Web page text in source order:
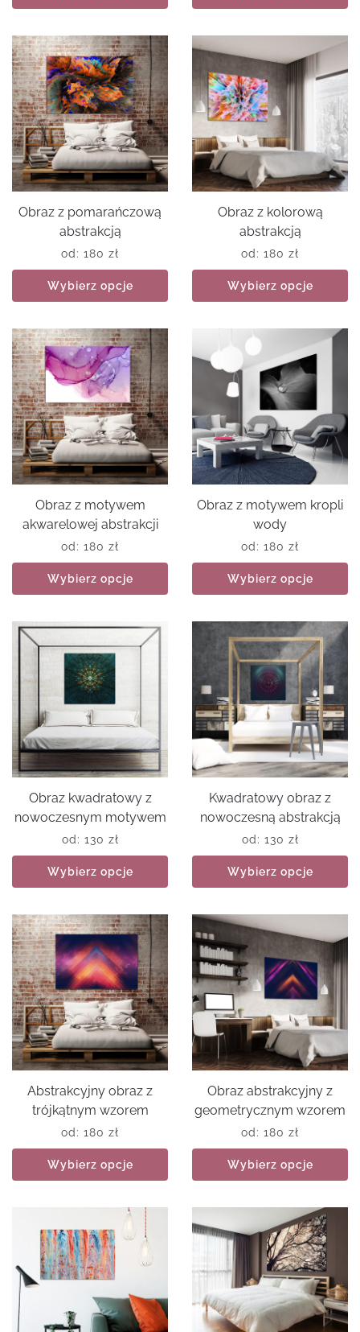
Obraz z pomarańczową
abstrakcją
od: 180 zł
Wybierz opcje
Obraz z kolorową
abstrakcją
od: 180 zł
Wybierz opcje
Obraz z motywem
akwarelowej abstrakcji
od: 180 zł
Wybierz opcje
Obraz z motywem kropli
wody
od: 180 zł
Wybierz opcje
Obraz kwadratowy z
nowoczesnym motywem
od: 130 zł
Wybierz opcje
Kwadratowy obraz z
nowoczesną abstrakcją
od: 130 zł
Wybierz opcje
Abstrakcyjny obraz z
trójkątnym wzorem
od: 180 zł
Wybierz opcje
Obraz abstrakcyjny z
geometrycznym wzorem
od: 180 zł
Wybierz opcje